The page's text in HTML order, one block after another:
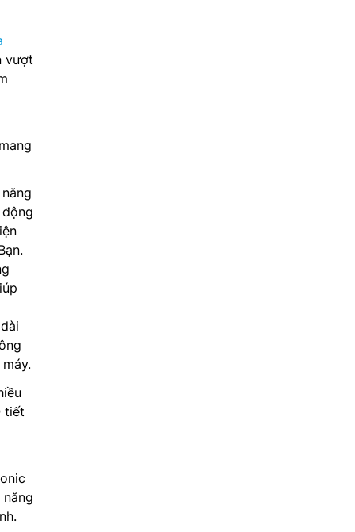
vượt
tiết